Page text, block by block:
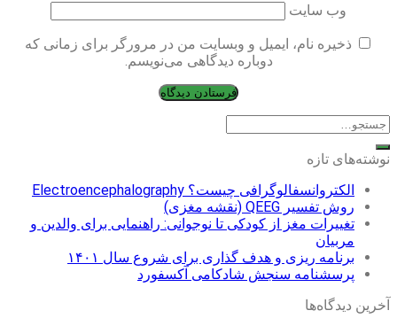
وب‌ سایت
ذخیره نام، ایمیل و وبسایت من در مرورگر برای زمانی که
دوباره دیدگاهی می‌نویسم.
نوشته‌های تازه
الکتروانسفالوگرافی چیست؟ Electroencephalography
روش تفسیر QEEG (نقشه مغزی)
تغییرات مغز از کودکی تا نوجوانی: راهنمایی برای والدین و
مربیان
برنامه ریزی و هدف گذاری برای شروع سال ۱۴۰۱
پرسشنامه سنجش شادکامی آکسفورد
آخرین دیدگاه‌ها